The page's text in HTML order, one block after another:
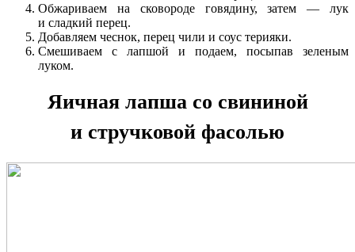
Обжариваем на сковороде говядину, затем — лук
и сладкий перец.
Добавляем чеснок, перец чили и соус терияки.
Смешиваем с лапшой и подаем, посыпав зеленым
луком.
Яичная лапша со свининой
и стручковой фасолью